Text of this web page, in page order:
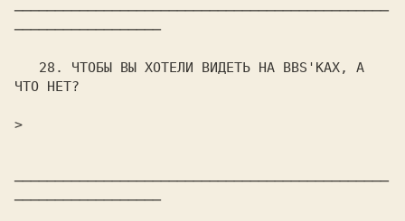
──────────────────────────────────────────────
──────────────────
ЧТО НЕТ?
>
──────────────────────────────────────────────
──────────────────